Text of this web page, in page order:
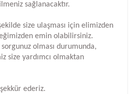
sağlanacaktır.
size ulaşması için elimizden
emin olabilirsiniz.
olması durumunda,
size yardımcı olmaktan
ederiz.